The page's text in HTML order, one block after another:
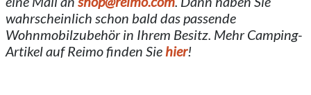
wahrscheinlich schon bald das passende
Wohnmobilzubehör in Ihrem Besitz. Mehr Camping-
Artikel auf Reimo finden Sie hier!